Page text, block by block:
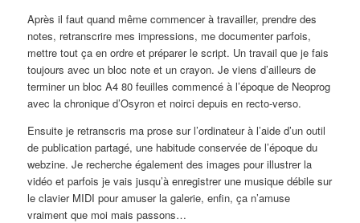
Après il faut quand même commencer à travailler, prendre des
notes, retranscrire mes impressions, me documenter parfois,
mettre tout ça en ordre et préparer le script. Un travail que je fais
toujours avec un bloc note et un crayon. Je viens d’ailleurs de
terminer un bloc A4 80 feuilles commencé à l’époque de Neoprog
avec la chronique d’Osyron et noirci depuis en recto-verso.
Ensuite je retranscris ma prose sur l’ordinateur à l’aide d’un outil
de publication partagé, une habitude conservée de l’époque du
webzine. Je recherche également des images pour illustrer la
vidéo et parfois je vais jusqu’à enregistrer une musique débile sur
le clavier MIDI pour amuser la galerie, enfin, ça n’amuse
vraiment que moi mais passons…